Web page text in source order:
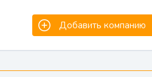
Добавить компанию